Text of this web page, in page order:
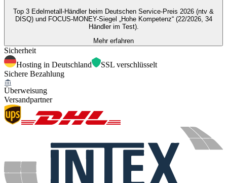
Top 3 Edelmetall-Händler beim Deutschen Service-Preis 2026 (ntv &
DISQ) und FOCUS-MONEY-Siegel „Hohe Kompetenz“ (22/2026, 34
Händler im Test).
Mehr erfahren
Sicherheit
Hosting in Deutschland
SSL verschlüsselt
Sichere Bezahlung
Überweisung
Versandpartner